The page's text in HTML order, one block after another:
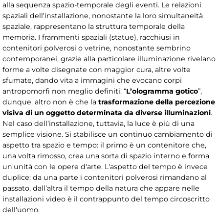
alla sequenza spazio-temporale degli eventi. Le relazioni
spaziali dell'installazione, nonostante la loro simultaneità
spaziale, rappresentano la struttura temporale della
memoria. I frammenti spaziali (statue), racchiusi in
contenitori polverosi o vetrine, nonostante sembrino
contemporanei, grazie alla particolare illuminazione rivelano
forme a volte disegnate con maggior cura, altre volte
sfumate, dando vita a immagini che evocano corpi
antropomorfi non meglio definiti. “L’ologramma gotico”,
dunque, altro non è che la trasformazione della percezione
visiva di un oggetto determinata da diverse illuminazioni.
Nel caso dell’installazione, tuttavia, la luce è più di una
semplice visione. Si stabilisce un continuo cambiamento di
aspetto tra spazio e tempo: il primo è un contenitore che,
una volta rimosso, crea una sorta di spazio interno e forma
un'unità con le opere d'arte. L'aspetto del tempo è invece
duplice: da una parte i contenitori polverosi rimandano al
passato, dall’altra il tempo della natura che appare nelle
installazioni video è il contrappunto del tempo circoscritto
dell'uomo.